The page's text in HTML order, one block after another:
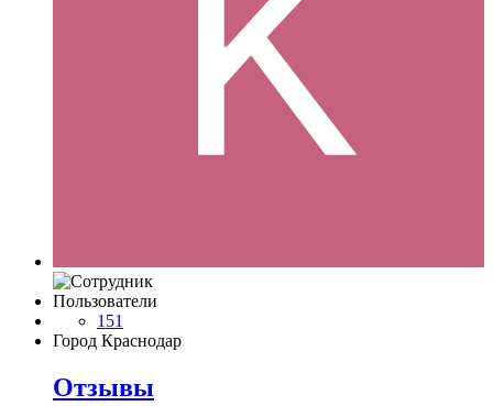
Пользователи
151
Город Краснодар
Отзывы